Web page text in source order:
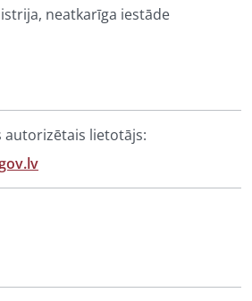
neatkarīga iestāde
autorizētais lietotājs: